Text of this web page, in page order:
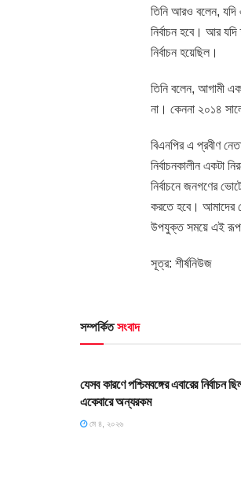
তিনি আরও বলেন, যদি
নির্বাচন হবে। আর যদি
নির্বাচন হয়েছিল।
তিনি বলেন, আগামী
না। কেননা ২০১৪
বিএনপির এ প্রবীণ
নির্বাচনকালীন একটা
নির্বাচনে জনগণের
করতে হবে। আমাদের
উপযুক্ত সময়ে এই
সূত্র: শীর্ষনিউজ
সম্পর্কিতসংবাদ
যেসব কারণে পশ্চিমবঙ্গের এবারের নির্বাচন
একেবারে অন্যরকম
মে ৪, ২০২৬